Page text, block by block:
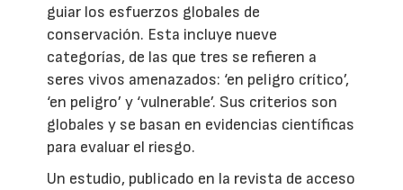
guiar los esfuerzos globales de
conservación. Esta incluye nueve
categorías, de las que tres se refieren a
seres vivos amenazados: ‘en peligro crítico’,
‘en peligro’ y ‘vulnerable’. Sus criterios son
globales y se basan en evidencias científicas
para evaluar el riesgo.
Un estudio, publicado en la revista de acceso